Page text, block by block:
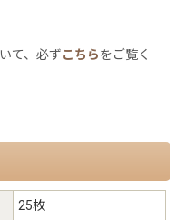
て、必ずこちらをご覧く
25枚